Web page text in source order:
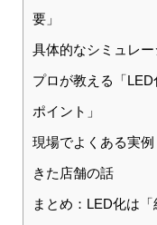
要」
具体的なシミュレ
プロが教える「
ポイント」
現場でよくある実
きた店舗の話
まとめ：LED化は